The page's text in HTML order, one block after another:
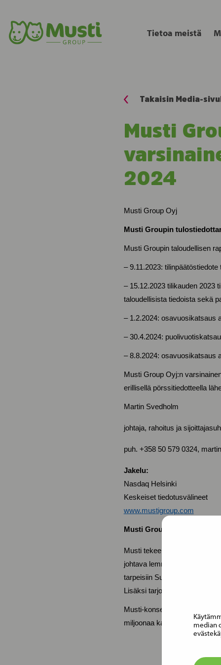
median
Tietoa meistä
Takaisin Media-
Musti
2024
Musti Group
Musti Groupin
Musti Groupin taloudellisen
– 9.11.2023: tilinpäätöstiedote
– 15.12.2023 tilikauden 2023
taloudellisista tiedoista sekä
– 1.2.2024: osavuosikatsaus
– 30.4.2024:
– 8.8.2024: osavuosikatsaus
Musti Group Oyj:n
erillisellä pörssitiedotteella
Martin Svedholm
johtaja, rahoitus ja
puh. +358 50 579 0324,
Jakelu:
Nasdaq Helsinki
Keskeiset tiedotusvälineet
www.mustigroup.com
Musti Group lyhyesti:
Musti tekee lemmikkien ja
johtava
tarpeisiin Suomessa,
Lisäksi tarjoamme
Musti-konsernin liikevaihto oli
miljoonaa kanta-asiakasta ja